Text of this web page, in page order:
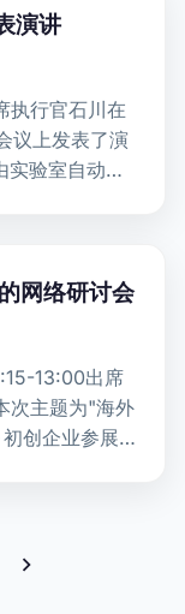
演讲
执行官石川在
议上发表了演
实验室自动化
网络研讨会
13:00出席
次主题为"海外
创企业参展